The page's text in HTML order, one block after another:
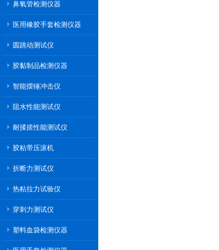
鼻氧管检测仪器
医用橡胶手套检测仪器
圆跳动测试仪
胶黏制品检测仪器
智能摆锤冲击仪
阻水性能测试仪
耐揉搓性能测试仪
胶粘带压滚机
折断力测试仪
热粘拉力试验仪
穿刺力测试仪
塑料血袋检测仪器